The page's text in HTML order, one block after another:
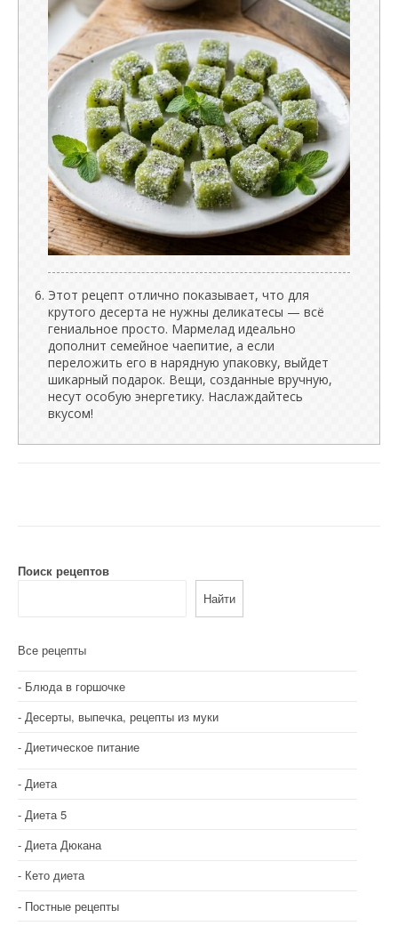
Этот рецепт отлично показывает, что для
крутого десерта не нужны деликатесы — всё
гениальное просто. Мармелад идеально
дополнит семейное чаепитие, а если
переложить его в нарядную упаковку, выйдет
шикарный подарок. Вещи, созданные вручную,
несут особую энергетику. Наслаждайтесь
вкусом!
Поиск рецептов
Найти
Все рецепты
Блюда в горшочке
Десерты, выпечка, рецепты из муки
Диетическое питание
Диета
Диета 5
Диета Дюкана
Кето диета
Постные рецепты